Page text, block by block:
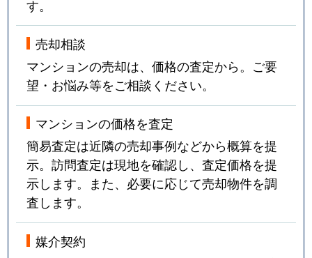
す。
売却相談
マンションの売却は、価格の査定から。ご要
望・お悩み等をご相談ください。
マンションの価格を査定
簡易査定は近隣の売却事例などから概算を提
示。訪問査定は現地を確認し、査定価格を提
示します。また、必要に応じて売却物件を調
査します。
媒介契約